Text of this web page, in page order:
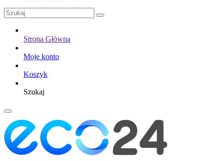
Strona Główna
Moje konto
Koszyk
Szukaj